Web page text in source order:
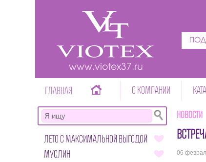
www.viotex37.ru
ГЛАВНАЯ О КОМПАНИИ
ЛЕТО С МАКСИМАЛЬНОЙ ВЫГОДОЙ
МУСЛИН
Новости
06